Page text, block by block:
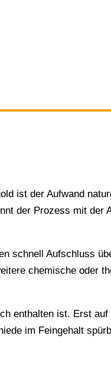
ist der Aufwand
der Prozess mit der
schnell Aufschluss
chemische oder
enthalten ist. Erst
im Feingehalt